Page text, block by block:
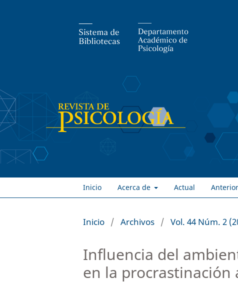
Inicio Acerca de Actual
Inicio / Archivos / Vol. 44 Núm. 2
Influencia del
en la procrastinación